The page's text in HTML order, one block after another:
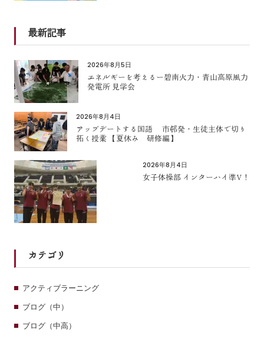
最新記事
2026年8月5日
エネルギーを考えるー碧南火力・青山高原風力
発電所 見学会
2026年8月4日
アップデートする国語 市邨発・生徒主体で切り
拓く授業 【夏休み 研修編】
2026年8月4日
女子体操部 インターハイ準V！
カテゴリ
アクティブラーニング
ブログ（中）
ブログ（中高）